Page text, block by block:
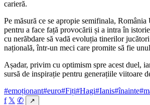
carieră.
Pe măsură ce se apropie semifinala, România
pentru a face față provocării și a intra în
cu nerăbdare să vadă evoluția tinerilor
națională, într-un meci care promite să fie
Așadar, privim cu optimism spre acest duel,
sursă de inspirație pentru generațiile viitoare
#emoționant#euro#Fiți#Hagi#Ianis#înainte
f 𝕏 ✆ ↗